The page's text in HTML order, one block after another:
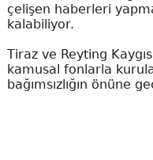
çelişen haberleri
kalabiliyor.
Tiraz ve Reyting
kamusal fonlarla
bağımsızlığın önüne